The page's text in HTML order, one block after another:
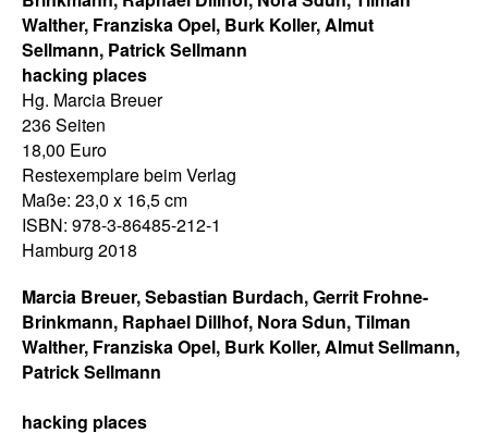
Marcia Breuer, Sebastian Burdach, Gerrit Frohne-
Brinkmann, Raphael Dillhof, Nora Sdun, Tilman
Walther, Franziska Opel, Burk Koller, Almut Sellmann,
Patrick Sellmann
hacking places
Walther, Franziska Opel, Burk Koller, Almut
Sellmann, Patrick Sellmann
hacking places
Hg. Marcia Breuer
236 Seiten
18,00 Euro
Restexemplare beim Verlag
Maße: 23,0 x 16,5 cm
ISBN: 978-3-86485-212-1
Hamburg 2018